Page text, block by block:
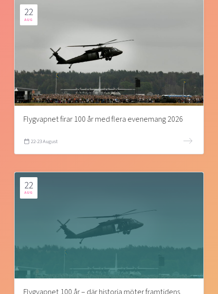
22
AUG
Flygvapnet firar 100 år med flera evenemang 2026
22-23 August
22
AUG